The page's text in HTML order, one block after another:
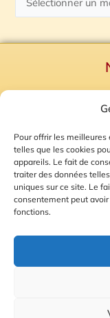
Pour offrir les
telles que les cookies
appareils. Le fait de
traiter des données
uniques sur ce site. Le
consentement peut
fonctions.
Mentions